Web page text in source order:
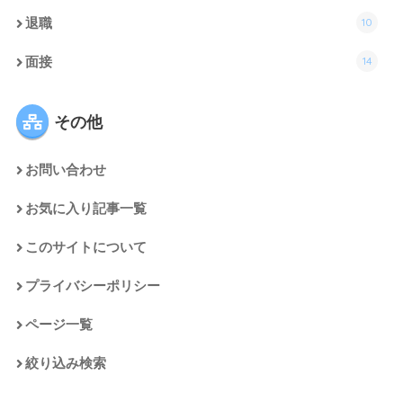
退職 10
面接 14
その他
お問い合わせ
お気に入り記事一覧
このサイトについて
プライバシーポリシー
ページ一覧
絞り込み検索